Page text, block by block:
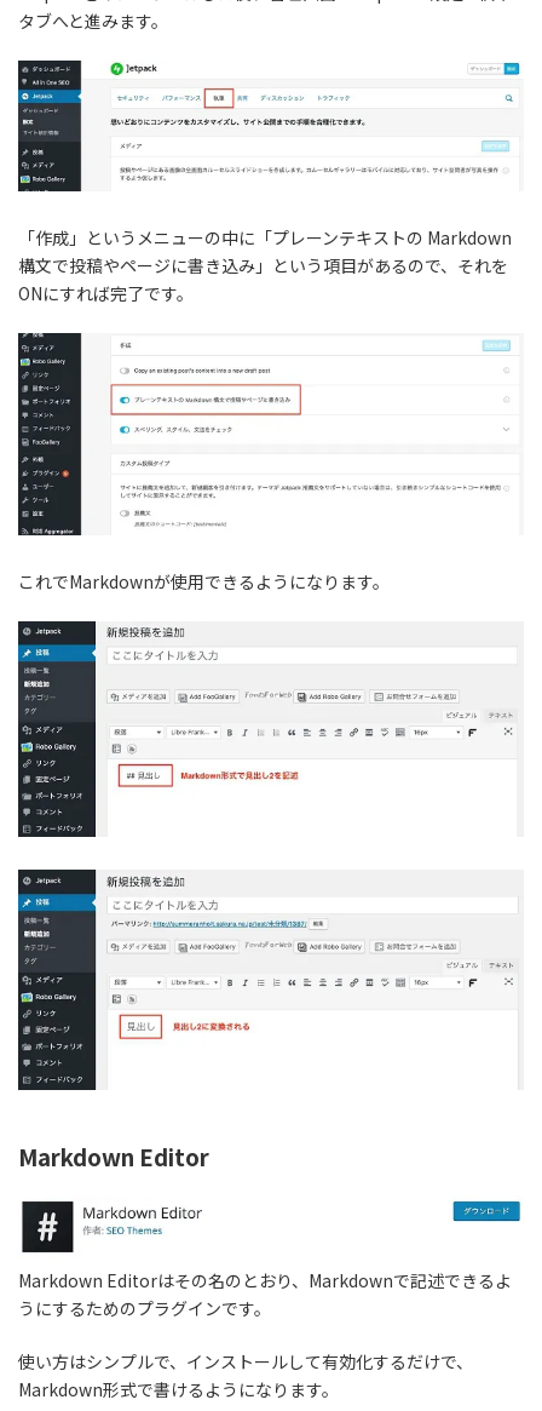
タブへと進みます。
「作成」というメニューの中に「プレーンテキストの Markdown
構文で投稿やページに書き込み」という項目があるので、それを
ONにすれば完了です。
これでMarkdownが使用できるようになります。
Markdown Editor
Markdown Editorはその名のとおり、Markdownで記述できるよ
うにするためのプラグインです。
使い方はシンプルで、 インストールして有効化するだけで、
Markdown形式で書けるようになります。